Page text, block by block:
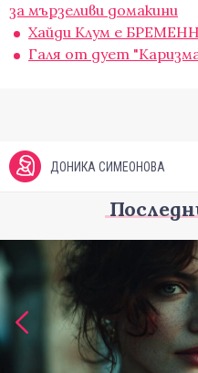
за мързеливи домакини
Хайди Клум е
Галя от дует
ДОНИКА СИМЕОНОВА